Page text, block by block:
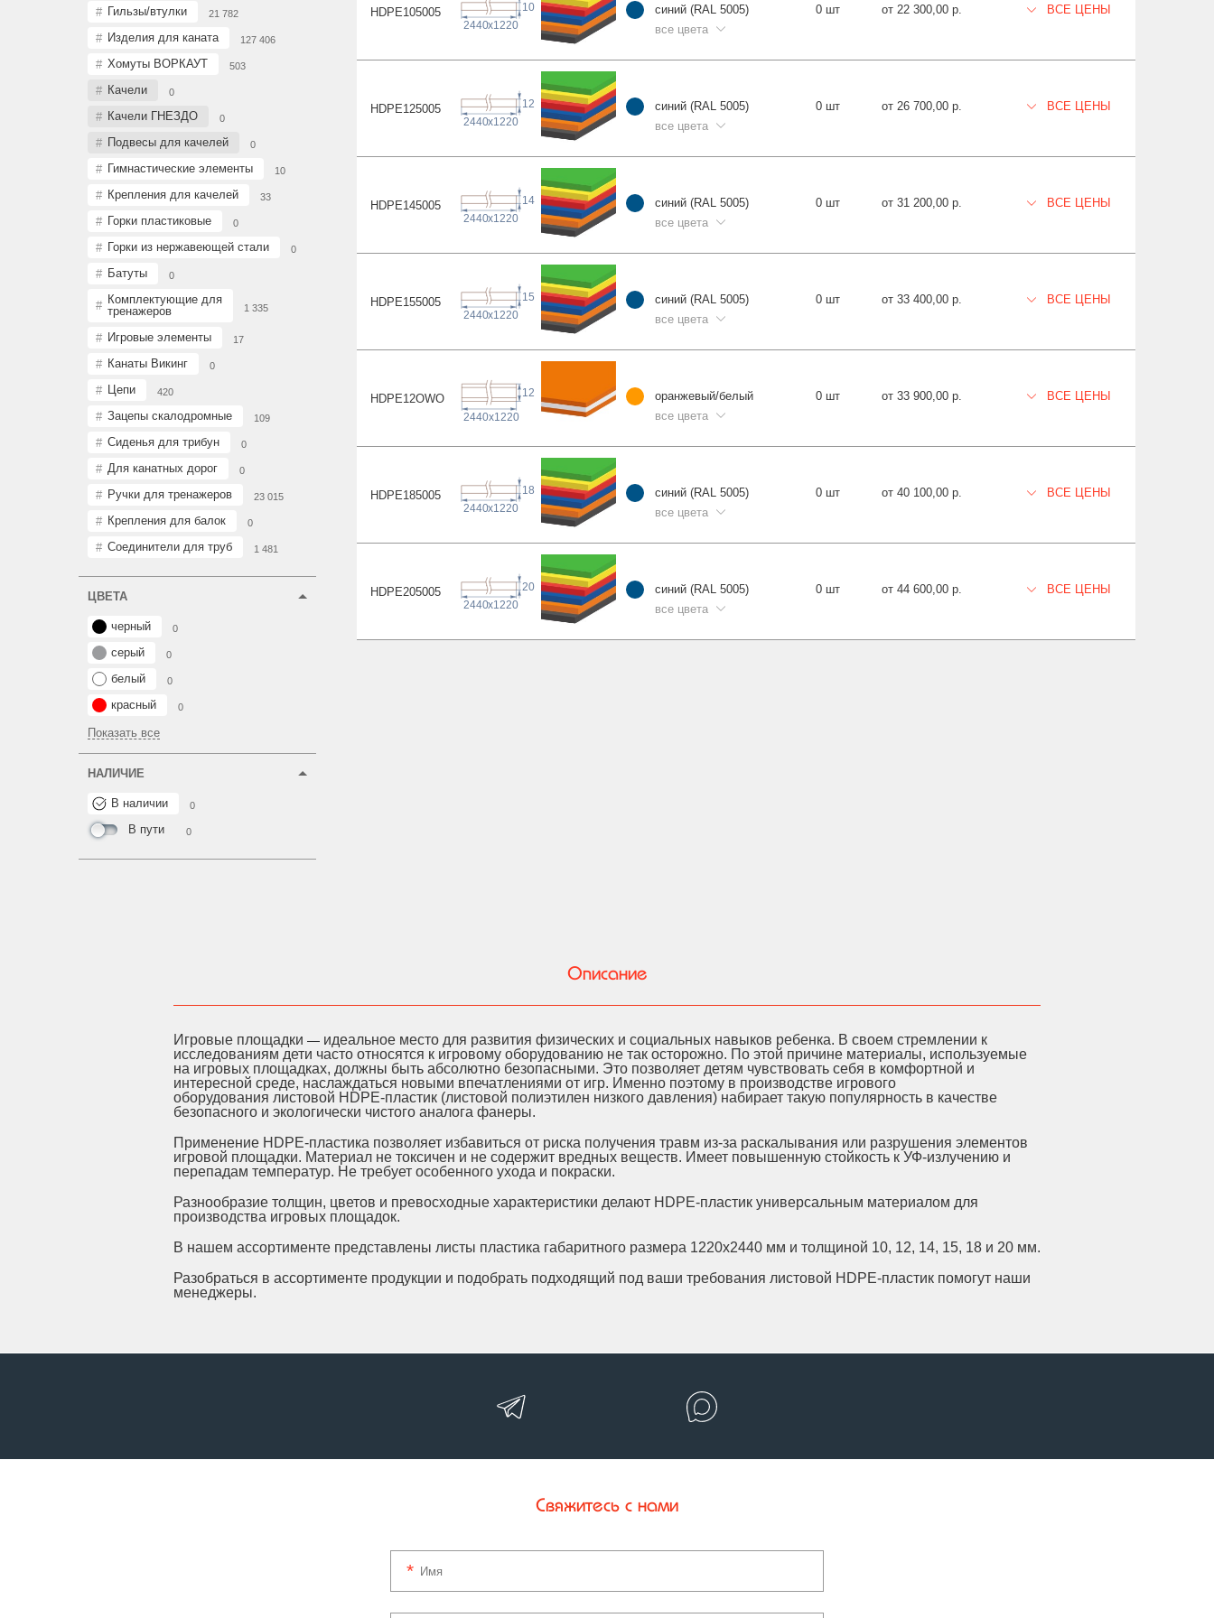
Гильзы/втулки 21 782
Изделия для каната 127 406
Хомуты ВОРКАУТ 503
Качели 0
Качели ГНЕЗДО 0
Подвесы для качелей 0
Гимнастические элементы 10
Крепления для качелей 33
Горки пластиковые 0
Горки из нержавеющей стали 0
Батуты 0
Комплектующие для
тренажеров
1 335
Игровые элементы 17
Канаты Викинг 0
Цепи 420
Зацепы скалодромные 109
Сиденья для трибун 0
Для канатных дорог 0
Ручки для тренажеров 23 015
Крепления для балок 0
Соединители для труб 1 481
ЦВЕТА
черный 0
серый 0
белый 0
красный 0
Показать все
НАЛИЧИЕ
В наличии 0
В пути 0
HDPE105005
10
2440 1220
x
синий (RAL 5005)
все цвета
0 шт от 22 300,00 р. ВСЕ ЦЕНЫ
HDPE125005
12
2440 1220
x
синий (RAL 5005)
все цвета
0 шт от 26 700,00 р. ВСЕ ЦЕНЫ
HDPE145005
14
2440 1220
x
синий (RAL 5005)
все цвета
0 шт от 31 200,00 р. ВСЕ ЦЕНЫ
HDPE155005
15
2440 1220
x
синий (RAL 5005)
все цвета
0 шт от 33 400,00 р. ВСЕ ЦЕНЫ
HDPE12OWO
12
2440 1220
x
оранжевый/белый
все цвета
0 шт от 33 900,00 р. ВСЕ ЦЕНЫ
HDPE185005
18
2440 1220
x
синий (RAL 5005)
все цвета
0 шт от 40 100,00 р. ВСЕ ЦЕНЫ
HDPE205005
20
2440 1220
x
синий (RAL 5005)
все цвета
0 шт от 44 600,00 р. ВСЕ ЦЕНЫ
Описание
Игровые площадки — идеальное место для развития физических и социальных навыков ребенка. В своем стремлении к
исследованиям дети часто относятся к игровому оборудованию не так осторожно. По этой причине материалы, используемые
на игровых площадках, должны быть абсолютно безопасными. Это позволяет детям чувствовать себя в комфортной и
интересной среде, наслаждаться новыми впечатлениями от игр. Именно поэтому в производстве игрового
оборудования листовой HDPE-пластик (листовой полиэтилен низкого давления) набирает такую популярность в качестве
безопасного и экологически чистого аналога фанеры.
Применение HDPE-пластика позволяет избавиться от риска получения травм из-за раскалывания или разрушения элементов
игровой площадки. Материал не токсичен и не содержит вредных веществ. Имеет повышенную стойкость к УФ-излучению и
перепадам температур. Не требует особенного ухода и покраски.
Разнообразие толщин, цветов и превосходные характеристики делают HDPE-пластик универсальным материалом для
производства игровых площадок.
В нашем ассортименте представлены листы пластика габаритного размера 1220х2440 мм и толщиной 10, 12, 14, 15, 18 и 20 мм.
Разобраться в ассортименте продукции и подобрать подходящий под ваши требования листовой HDPE-пластик помогут наши
менеджеры.
Свяжитесь с нами